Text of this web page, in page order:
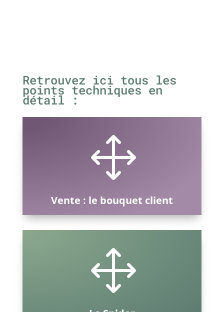
Retrouvez ici tous les
points techniques en
détail :
1
Vente : le bouquet client
1